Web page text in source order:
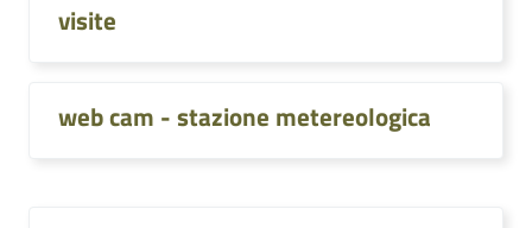
visite
web cam - stazione metereologica